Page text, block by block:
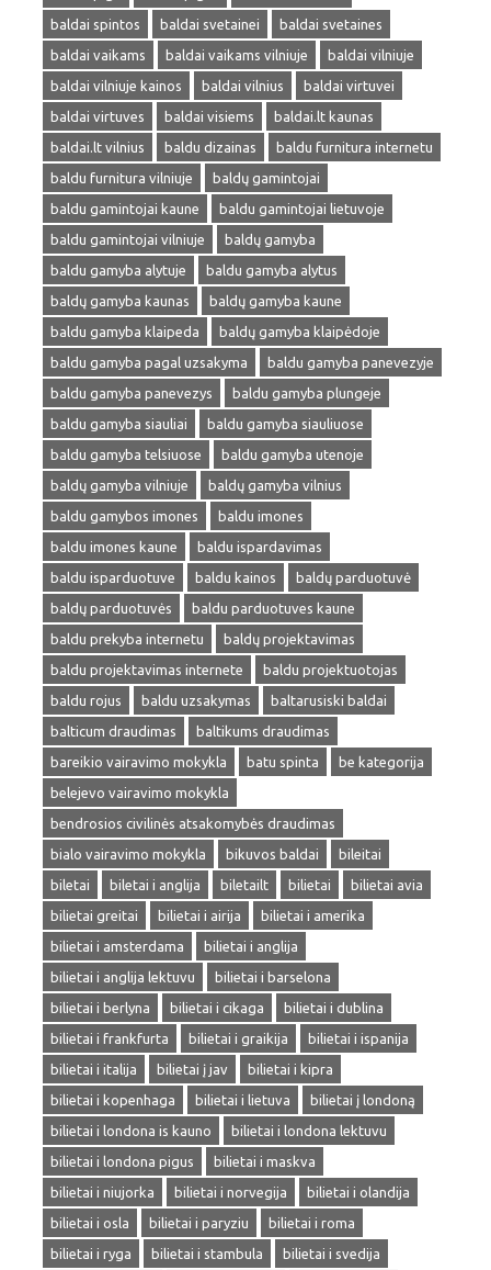
baldai spintos
baldai svetainei
baldai svetaines
baldai vaikams
baldai vaikams vilniuje
baldai vilniuje
baldai vilniuje kainos
baldai vilnius
baldai virtuvei
baldai virtuves
baldai visiems
baldai.lt kaunas
baldai.lt vilnius
baldu dizainas
baldu furnitura internetu
baldu furnitura vilniuje
baldų gamintojai
baldu gamintojai kaune
baldu gamintojai lietuvoje
baldu gamintojai vilniuje
baldų gamyba
baldu gamyba alytuje
baldu gamyba alytus
baldų gamyba kaunas
baldų gamyba kaune
baldu gamyba klaipeda
baldų gamyba klaipėdoje
baldu gamyba pagal uzsakyma
baldu gamyba panevezyje
baldu gamyba panevezys
baldu gamyba plungeje
baldu gamyba siauliai
baldu gamyba siauliuose
baldu gamyba telsiuose
baldu gamyba utenoje
baldų gamyba vilniuje
baldų gamyba vilnius
baldu gamybos imones
baldu imones
baldu imones kaune
baldu ispardavimas
baldu isparduotuve
baldu kainos
baldų parduotuvė
baldų parduotuvės
baldu parduotuves kaune
baldu prekyba internetu
baldų projektavimas
baldu projektavimas internete
baldu projektuotojas
baldu rojus
baldu uzsakymas
baltarusiski baldai
balticum draudimas
baltikums draudimas
bareikio vairavimo mokykla
batu spinta
be kategorija
belejevo vairavimo mokykla
bendrosios civilinės atsakomybės draudimas
bialo vairavimo mokykla
bikuvos baldai
bileitai
biletai
biletai i anglija biletailt bilietai
bilietai avia
bilietai greitai
bilietai i airija
bilietai i amerika
bilietai i amsterdama
bilietai i anglija
bilietai i anglija lektuvu
bilietai i barselona
bilietai i berlyna
bilietai i cikaga
bilietai i dublina
bilietai i frankfurta
bilietai i graikija
bilietai i ispanija
bilietai i italija
bilietai į jav
bilietai i kipra
bilietai i kopenhaga
bilietai i lietuva
bilietai į londoną
bilietai i londona is kauno
bilietai i londona lektuvu
bilietai i londona pigus
bilietai i maskva
bilietai i niujorka
bilietai i norvegija
bilietai i olandija
bilietai i osla
bilietai i paryziu
bilietai i roma
bilietai i ryga
bilietai i stambula
bilietai i svedija